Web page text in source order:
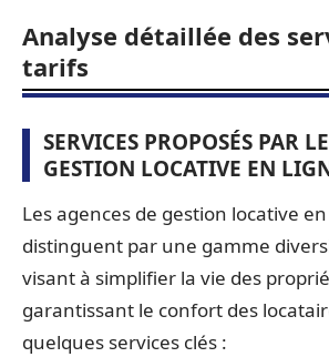
Analyse détaillée des
tarifs
SERVICES PROPOSÉS PAR
GESTION LOCATIVE EN
Les agences de gestion locative
distinguent par une gamme
visant à simplifier la vie des
garantissant le confort des
quelques services clés :